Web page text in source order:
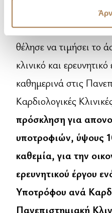
Ιουλίας Τσέτη, στο
προγραμματισμένων
θέλησε να τιμήσει το
κλινικό και
καθημερινά στις
Καρδιολογικές
πρόσκληση για
υποτροφιών, ύψους
καθεμία, για την
ερευνητικού έργου
Υποτρόφου ανά
Πανεπιστημιακή